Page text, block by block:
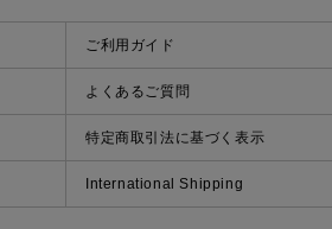
ご利用ガイド
よくあるご質問
特定商取引法に基づく表示
International Shipping